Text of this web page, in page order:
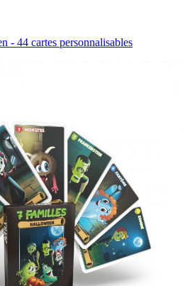
- 44 cartes personnalisables